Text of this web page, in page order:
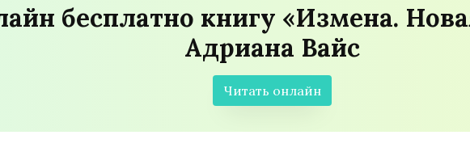
бесплатно книгу «Измена.
Адриана Вайс
Читать онлайн